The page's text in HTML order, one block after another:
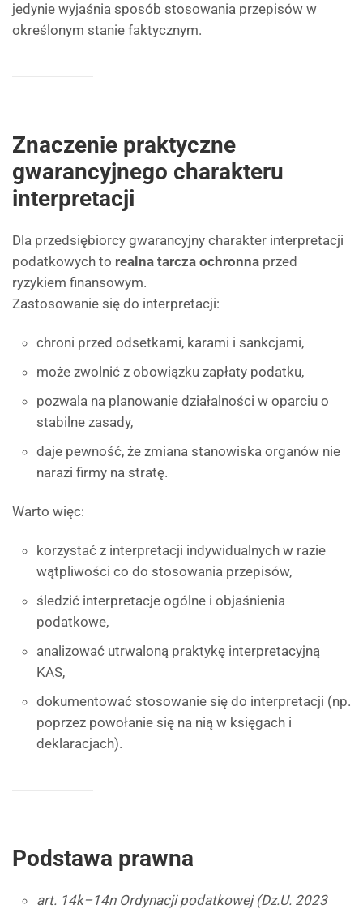
jedynie wyjaśnia sposób stosowania przepisów w
określonym stanie faktycznym.
Znaczenie praktyczne
gwarancyjnego charakteru
interpretacji
Dla przedsiębiorcy gwarancyjny charakter interpretacji
podatkowych to realna tarcza ochronna przed
ryzykiem finansowym.
Zastosowanie się do interpretacji:
chroni przed odsetkami, karami i sankcjami,
może zwolnić z obowiązku zapłaty podatku,
pozwala na planowanie działalności w oparciu o
stabilne zasady,
daje pewność, że zmiana stanowiska organów nie
narazi firmy na stratę.
Warto więc:
korzystać z interpretacji indywidualnych w razie
wątpliwości co do stosowania przepisów,
śledzić interpretacje ogólne i objaśnienia
podatkowe,
analizować utrwaloną praktykę interpretacyjną
KAS,
dokumentować stosowanie się do interpretacji (np.
poprzez powołanie się na nią w księgach i
deklaracjach).
Podstawa prawna
art. 14k–14n Ordynacji podatkowej (Dz.U. 2023